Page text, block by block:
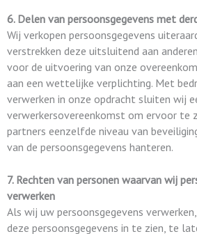
6. Delen van persoonsgegevens met
Wij verkopen persoonsgegevens
verstrekken deze uitsluitend aan
voor de uitvoering van onze
aan een wettelijke verplichting. Met
verwerken in onze opdracht sluiten wij
verwerkersovereenkomst om ervoor te
partners eenzelfde niveau van
van de persoonsgegevens hanteren.
7. Rechten van personen waarvan wij
verwerken
Als wij uw persoonsgegevens
deze persoonsgegevens in te zien, te